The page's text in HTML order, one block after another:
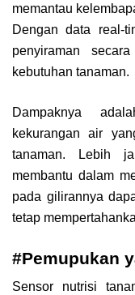
memantau
Dengan data real-
penyiraman
kebutuhan tanaman.
Dampaknya
kekurangan air
tanaman. Lebih
membantu dalam
pada gilirannya
tetap
#Pemupukan
Sensor nutrisi